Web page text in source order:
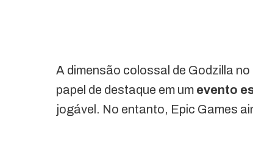
A dimensão colossal de Godzilla
papel de destaque em um evento
jogável. No entanto, Epic Games